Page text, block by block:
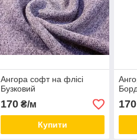
Ангора софт на флісі
Бузковий
170₴/м
Купити
170